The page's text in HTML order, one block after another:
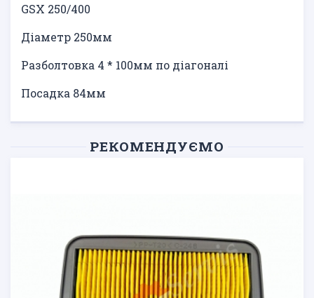
GSX 250/400
Діаметр 250мм
Разболтовка 4 * 100мм по діагоналі
Посадка 84мм
РЕКОМЕНДУЄМО